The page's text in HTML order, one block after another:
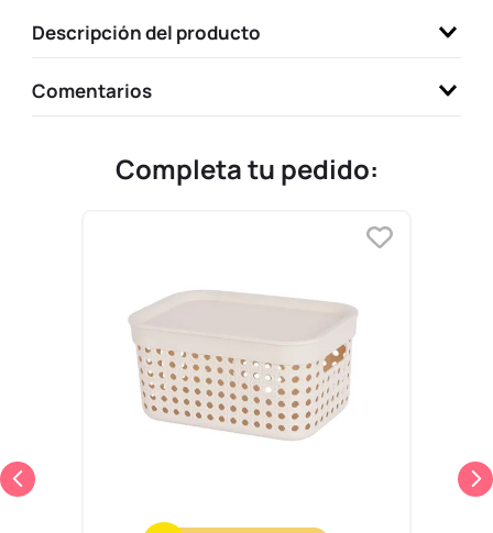
Descripción del producto
Comentarios
Completa tu pedido:
9.
llaveros